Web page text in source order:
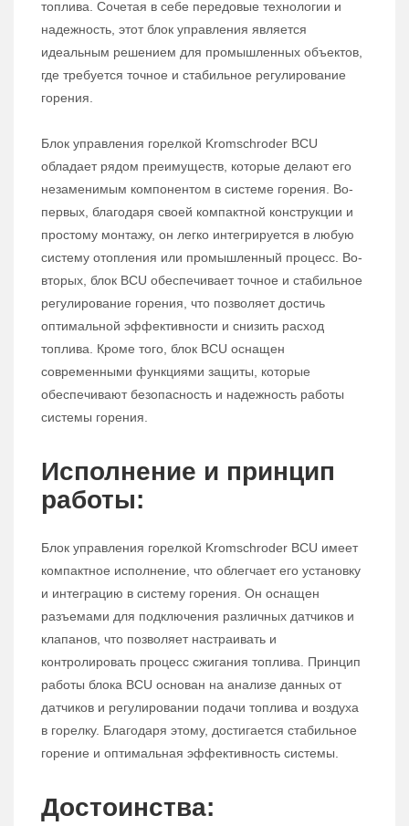
топлива. Сочетая в себе передовые технологии и
надежность, этот блок управления является
идеальным решением для промышленных объектов,
где требуется точное и стабильное регулирование
горения.
Блок управления горелкой Kromschroder BCU
обладает рядом преимуществ, которые делают его
незаменимым компонентом в системе горения. Во-
первых, благодаря своей компактной конструкции и
простому монтажу, он легко интегрируется в любую
систему отопления или промышленный процесс. Во-
вторых, блок BCU обеспечивает точное и стабильное
регулирование горения, что позволяет достичь
оптимальной эффективности и снизить расход
топлива. Кроме того, блок BCU оснащен
современными функциями защиты, которые
обеспечивают безопасность и надежность работы
системы горения.
Исполнение и принцип
работы:
Блок управления горелкой Kromschroder BCU имеет
компактное исполнение, что облегчает его установку
и интеграцию в систему горения. Он оснащен
разъемами для подключения различных датчиков и
клапанов, что позволяет настраивать и
контролировать процесс сжигания топлива. Принцип
работы блока BCU основан на анализе данных от
датчиков и регулировании подачи топлива и воздуха
в горелку. Благодаря этому, достигается стабильное
горение и оптимальная эффективность системы.
Достоинства: